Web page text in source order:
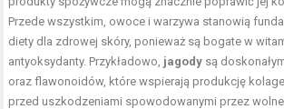
Przede wszystkim, owoce i warzywa stanowią
diety dla zdrowej skóry, ponieważ są bogate w
antyoksydanty. Przykładowo, jagody są
oraz flawonoidów, które wspierają produkcję
przed uszkodzeniami spowodowanymi przez wolne